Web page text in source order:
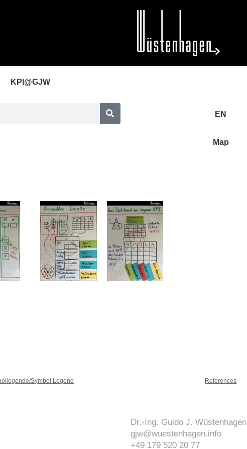
KPI@GJW
EN
Map
Symbol Legend References
Dr.-Ing. Guido J. Wüstenhagen
gjw@wuestenhagen.info
+49 179 520 20 77